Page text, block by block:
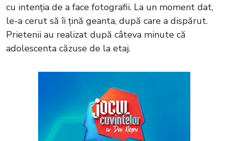
cu intenția de a face fotografii. La un moment dat,
le-a cerut să îi țină geanta, după care a dispărut.
Prietenii au realizat după câteva minute că
adolescenta căzuse de la etaj.